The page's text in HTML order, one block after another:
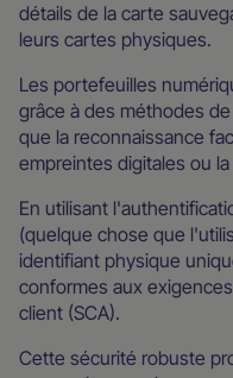
détails de la carte
leurs cartes physiques.
Les portefeuilles
grâce à des méthodes
que la reconnaissance
empreintes digitales ou
En utilisant
(quelque chose que
identifiant physique
conformes aux
client (SCA).
Cette sécurité robuste